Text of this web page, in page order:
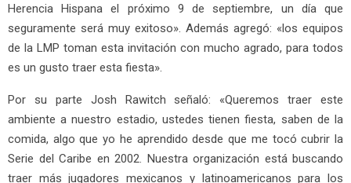
Herencia Hispana el próximo 9 de septiembre, un día que
seguramente será muy exitoso». Además agregó: «los equipos
de la LMP toman esta invitación con mucho agrado, para todos
es un gusto traer esta fiesta».
Por su parte Josh Rawitch señaló: «Queremos traer este
ambiente a nuestro estadio, ustedes tienen fiesta, saben de la
comida, algo que yo he aprendido desde que me tocó cubrir la
Serie del Caribe en 2002. Nuestra organización está buscando
traer más jugadores mexicanos y latinoamericanos para los